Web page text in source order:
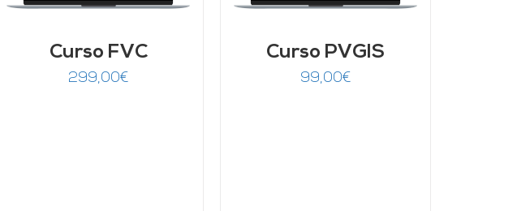
Curso FVC
299,00€
Curso PVGIS
99,00€